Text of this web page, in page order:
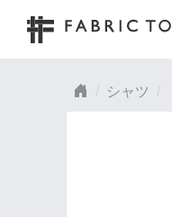
シャツ